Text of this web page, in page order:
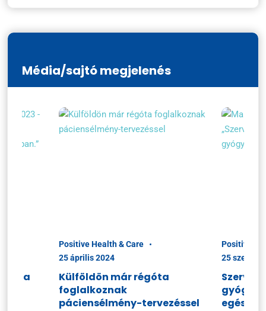
Média/sajtó megjelenés
a
Positive Health & Care
25 április 2024
Külföldön már régóta
foglalkoznak
páciensélmény-tervezéssel
Positive
25